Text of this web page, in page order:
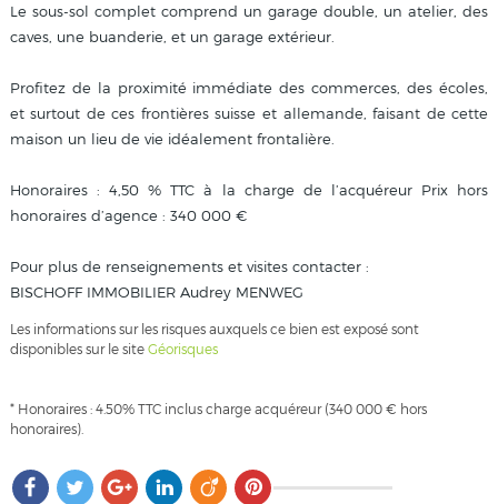
Le sous-sol complet comprend un garage double, un atelier, des
caves, une buanderie, et un garage extérieur.
Profitez de la proximité immédiate des commerces, des écoles,
et surtout de ces frontières suisse et allemande, faisant de cette
maison un lieu de vie idéalement frontalière.
Honoraires : 4,50 % TTC à la charge de l’acquéreur Prix hors
honoraires d’agence : 340 000 €
Pour plus de renseignements et visites contacter :
BISCHOFF IMMOBILIER Audrey MENWEG
Les informations sur les risques auxquels ce bien est exposé sont
disponibles sur le site Géorisques
* Honoraires : 4.50% TTC inclus charge acquéreur (340 000 € hors
honoraires).